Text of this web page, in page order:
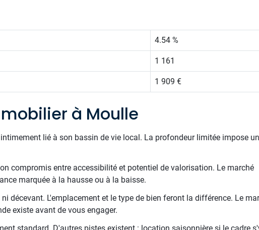
4.54 %
1 161
1 909 €
à Moulle
lié à son bassin de vie local. La profondeur limitée impose
compromis entre accessibilité et potentiel de valorisation. Le marché
marquée à la hausse ou à la baisse.
décevant. L'emplacement et le type de bien feront la différence. Le
existe avant de vous engager.